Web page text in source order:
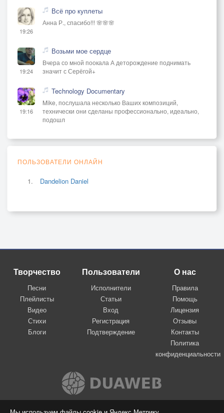
19:26
Всё про куплеты
Анна Р., спасибо!!! 🌸🌸🌸
19:24
Возьми мое сердце
Вчера со мной поокала А деторождение поднимать
значит с Серёгой+
19:16
Technology Documentary
Mike, послушала несколько Ваших композиций,
технически они сделаны профессионально, идеально,
подошл
ПОЛЬЗОВАТЕЛИ ОНЛАЙН
Dandelion Daniel
Творчество
Песни
Плейлисты
Видео
Стихи
Блоги
Пользователи
Исполнители
Статьи
Вход
Регистрация
Подтверждение
О нас
Правила
Помощь
Лицензия
Отзывы
Контакты
Политика
конфиденциальности
Вконтакте